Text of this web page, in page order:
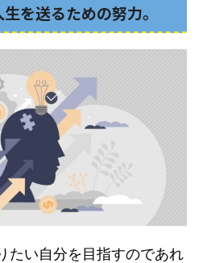
を送るための努力。
たい自分を目指すのであれ